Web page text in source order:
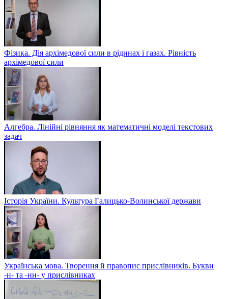
Фізика. Дія архімедової сили в рідинах і газах. Рівність
архімедової сили
Алгебра. Лінійні рівняння як математичні моделі текстових
задач
Історія України. Культура Галицько-Волинської держави
Українська мова. Творення й правопис прислівників. Букви
-н- та -нн- у прислівниках